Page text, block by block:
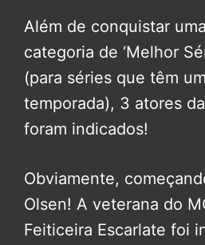
Além de conquistar
categoria de ‘Melhor
(para séries que têm
temporada), 3 atores
foram indicados!
Obviamente,
Olsen! A veterana do
Feiticeira Escarlate foi